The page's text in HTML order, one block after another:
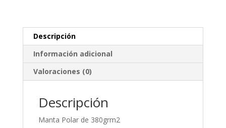
Descripción
Información adicional
Valoraciones (0)
Descripción
Manta Polar de 380grm2